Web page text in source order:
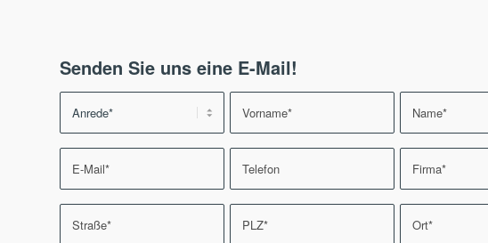
Senden Sie uns eine E-Mail!